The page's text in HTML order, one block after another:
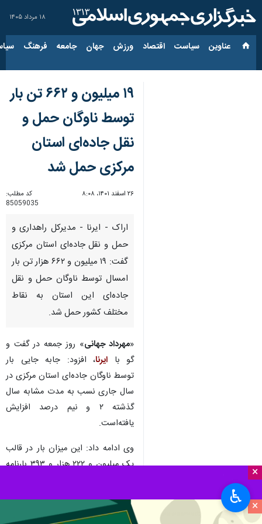
۱۸ مرداد ۱۴۰۵
عناوین‌ سیاست اقتصاد ورزش جهان جامعه فرهنگ
×
×
۱۹ میلیون و ۶۶۲ تن بار
توسط ناوگان حمل و
نقل جاده‌ای استان
مرکزی حمل شد
۲۶ اسفند ۱۴۰۱، ۸:۰۸
کد مطلب:
85059035
اراک - ایرنا - مدیرکل راهداری و
حمل و نقل جاده‌ای استان مرکزی
گفت: ۱۹ میلیون و ۶۶۲ هزار تن بار
امسال توسط ناوگان حمل و نقل
جاده‌ای این استان به نقاط
مختلف کشور حمل شد.
«مهرداد جهانی» روز جمعه در گفت و
گو با ایرنا، افزود: جابه جایی بار
توسط ناوگان جاده‌ای استان مرکزی در
سال جاری نسب به مدت مشابه سال
گذشته ۲ و نیم درصد افزایش
یافته‌است.
وی ادامه داد: این میزان بار در قالب
یک میلیون و ۲۲۲ هزار و ۳۹۳ بارنامه
کشور حمل شده‌ است.
مدیرکل راهداری و حمل و نقل جاده‌ای
♿︎